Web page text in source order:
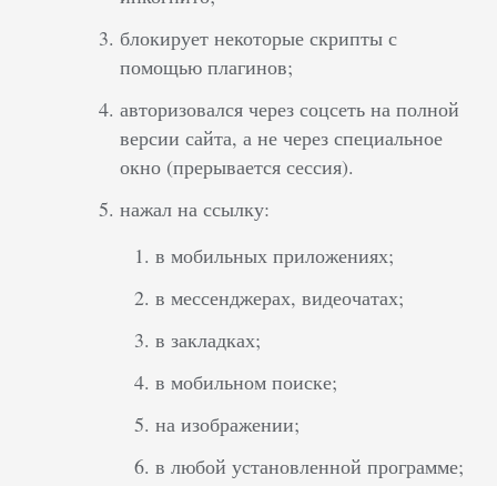
блокирует некоторые скрипты с
помощью плагинов;
авторизовался через соцсеть на полной
версии сайта, а не через специальное
окно (прерывается сессия).
нажал на ссылку:
в мобильных приложениях;
в мессенджерах, видеочатах;
в закладках;
в мобильном поиске;
на изображении;
в любой установленной программе;